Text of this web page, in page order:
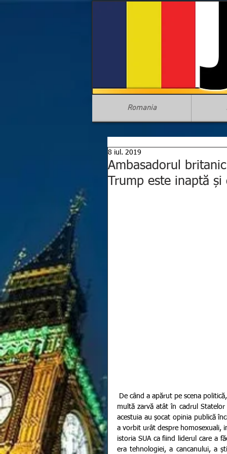
Romania
Ambasadorul
Trump este inaptă
8 iul. 2019
multă zarvă atât în cadrul
acestuia au șocat opinia publică
a vorbit urât despre homosexuali,
istoria SUA ca fiind liderul care a
era tehnologiei, a cancanului, a